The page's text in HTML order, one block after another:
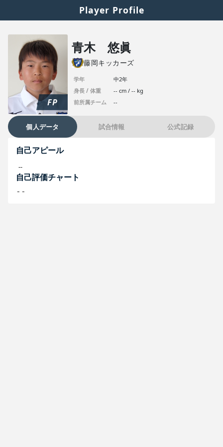
Player Profile
FP
青木 悠眞
藤岡キッカーズ
学年
中2年
身長 / 体重
-- cm / -- kg
前所属チーム
--
個人データ 試合情報 公式記録
自己アピール
--
自己評価チャート
--